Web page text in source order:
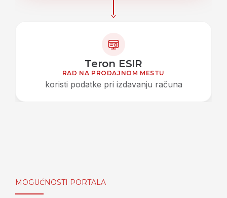
Teron ESIR
RAD NA PRODAJNOM MESTU
koristi podatke pri izdavanju računa
MOGUĆNOSTI PORTALA